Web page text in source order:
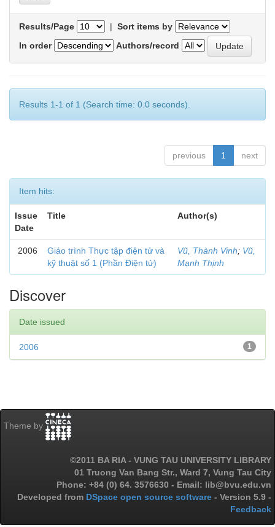
Results/Page | Sort items by
In order
Authors/record
Results 1-1 of 1 (Search time: 0.0 seconds).
previous 1 next
Item hits:
Issue
Date
Title Author(s)
2006
Giáo trình Thực tập điện tử và
kỹ thuật số 1 (Phần Điện tử)
Vũ, Thành Vinh; Vũ,
Mạnh Thịnh
Discover
Date issued
1
2006
Theme by
©2011 BA RIA - VUNG TAU UNIVERSITY LIBRARY
01 Truong Van Bang Str., Ward 7, Vung Tau City
Phone: +84 (0) 64. 3576630 - Email: lib@bvu.edu.vn
Developed from DSpace open source software - Version 5.9 -
Feedback